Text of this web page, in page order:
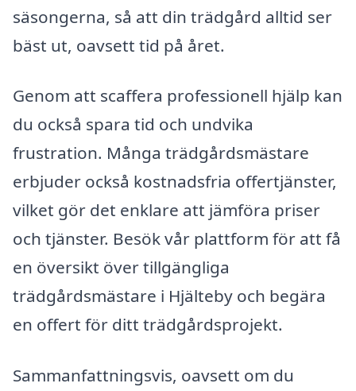
säsongerna, så att din trädgård alltid ser
bäst ut, oavsett tid på året.
Genom att scaffera professionell hjälp kan
du också spara tid och undvika
frustration. Många trädgårdsmästare
erbjuder också kostnadsfria offertjänster,
vilket gör det enklare att jämföra priser
och tjänster. Besök vår plattform för att få
en översikt över tillgängliga
trädgårdsmästare i Hjälteby och begära
en offert för ditt trädgårdsprojekt.
Sammanfattningsvis, oavsett om du